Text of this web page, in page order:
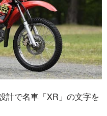
計で名車「XR」の文字を